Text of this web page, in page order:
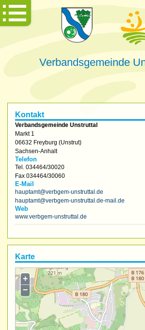
Verbandsgemeinde
Kontakt
Verbandsgemeinde Unstruttal
Markt 1
06632 Freyburg (Unstrut)
Sachsen-Anhalt
Telefon
Tel. 034464/30020
Fax 034464/30060
E-Mail
hauptamt@verbgem-unstruttal.de
hauptamt@verbgem-unstruttal.de-mail.de
Web
www.verbgem-unstruttal.de
Karte
+
−